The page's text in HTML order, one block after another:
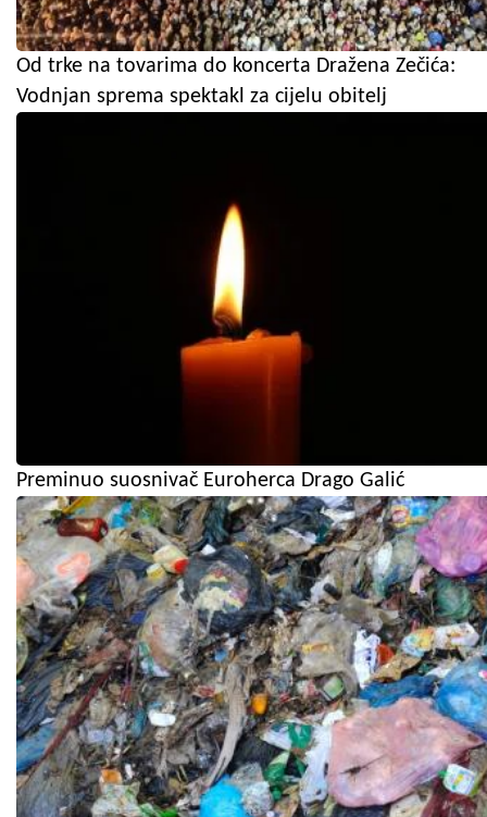
Od trke na tovarima do koncerta Dražena Zečića:
Vodnjan sprema spektakl za cijelu obitelj
Preminuo suosnivač Euroherca Drago Galić